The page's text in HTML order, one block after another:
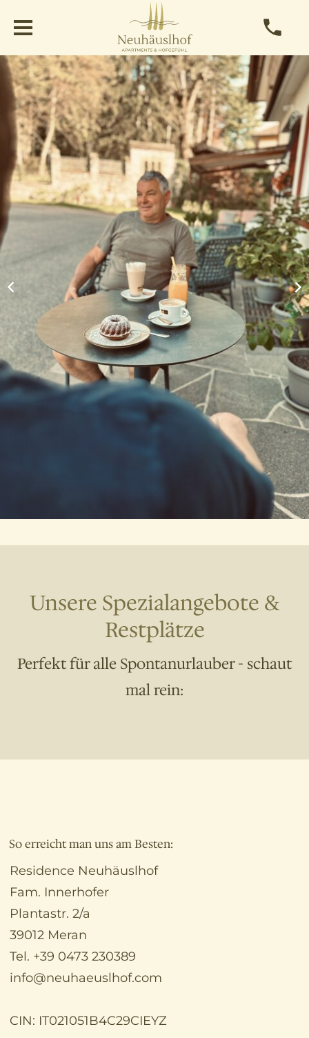
Unsere Spezialangebote &
Restplätze
Perfekt für alle Spontanurlauber - schaut
mal rein:
So erreicht man uns am Besten:
Residence Neuhäuslhof
Fam. Innerhofer
Plantastr. 2/a
39012 Meran
Tel. +39 0473 230389
info@neuhaeuslhof.com
CIN: IT021051B4C29CIEYZ